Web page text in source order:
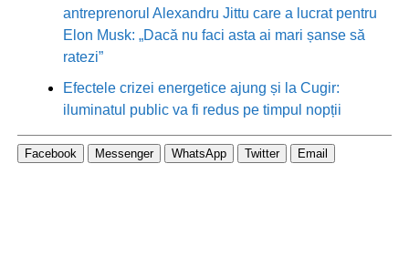
antreprenorul Alexandru Jittu care a lucrat pentru
Elon Musk: „Dacă nu faci asta ai mari șanse să
ratezi”
Efectele crizei energetice ajung și la Cugir:
iluminatul public va fi redus pe timpul nopții
Facebook Messenger WhatsApp Twitter Email